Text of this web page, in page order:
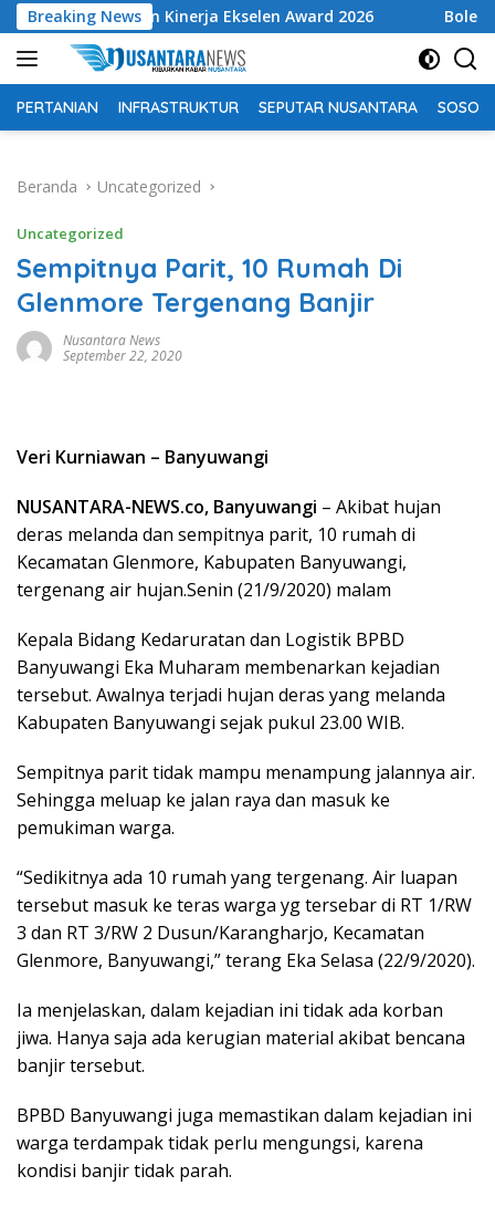
Langsung
ke
konten
Breaking News
Kinerja Ekselen Award 2026 Bolehkah
PERTANIAN INFRASTRUKTUR SEPUTAR NUSANTARA SOSOK
Beranda Uncategorized
Uncategorized
Sempitnya Parit, 10 Rumah Di
Glenmore Tergenang Banjir
Nusantara News
September 22, 2020
Veri Kurniawan – Banyuwangi
NUSANTARA-NEWS.co, Banyuwangi – Akibat hujan
deras melanda dan sempitnya parit, 10 rumah di
Kecamatan Glenmore, Kabupaten Banyuwangi,
tergenang air hujan.Senin (21/9/2020) malam
Kepala Bidang Kedaruratan dan Logistik BPBD
Banyuwangi Eka Muharam membenarkan kejadian
tersebut. Awalnya terjadi hujan deras yang melanda
Kabupaten Banyuwangi sejak pukul 23.00 WIB.
Sempitnya parit tidak mampu menampung jalannya air.
Sehingga meluap ke jalan raya dan masuk ke
pemukiman warga.
“Sedikitnya ada 10 rumah yang tergenang. Air luapan
tersebut masuk ke teras warga yg tersebar di RT 1/RW
3 dan RT 3/RW 2 Dusun/Karangharjo, Kecamatan
Glenmore, Banyuwangi,” terang Eka Selasa (22/9/2020).
Ia menjelaskan, dalam kejadian ini tidak ada korban
jiwa. Hanya saja ada kerugian material akibat bencana
banjir tersebut.
BPBD Banyuwangi juga memastikan dalam kejadian ini
warga terdampak tidak perlu mengungsi, karena
kondisi banjir tidak parah.